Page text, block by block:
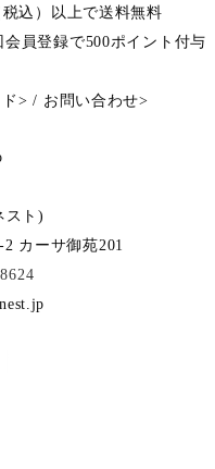
込）以上で送料無料
会員登録で500ポイント付与
> / お問い合わせ>
スト)
カーサ御苑201